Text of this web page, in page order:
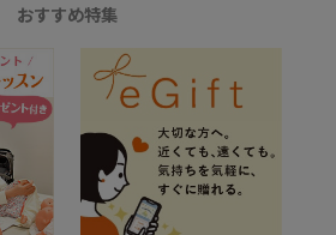
おすすめ特集